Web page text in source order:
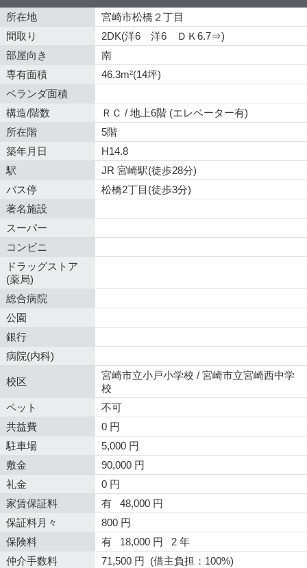
所在地
宮崎市松橋２丁目
間取り
2DK(洋6 洋6 ＤＫ6.7⇒)
部屋向き
南
専有面積
46.3m²(14坪)
ベランダ面積
構造/階数
ＲＣ / 地上6階 (エレベーター有)
所在階
5階
築年月日
H14.8
駅
JR 宮崎駅(徒歩28分)
バス停
松橋2丁目(徒歩3分)
著名施設
スーパー
コンビニ
ドラッグストア
(薬局)
総合病院
公園
銀行
病院(内科)
校区
宮崎市立小戸小学校 / 宮崎市立宮崎西中学
校
ペット
不可
共益費
0 円
駐車場
5,000 円
敷金
90,000 円
礼金
0 円
家賃保証料
有 48,000 円
保証料月々
800 円
保険料
有 18,000 円 2 年
仲介手数料
71,500 円 (借主負担：100%)